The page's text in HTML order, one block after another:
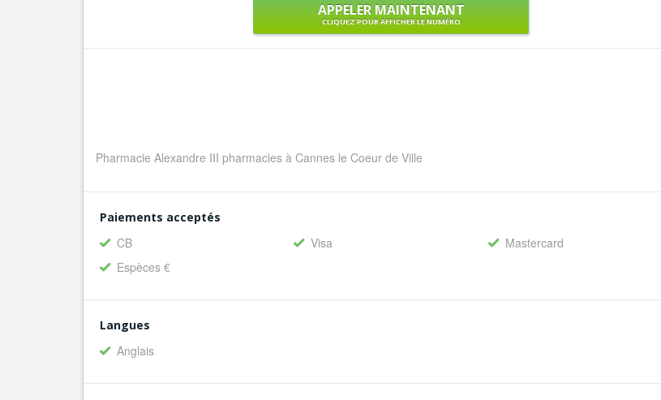
APPELER MAINTENANT
CLIQUEZ POUR AFFICHER LE NUMÉRO
Pharmacie Alexandre III pharmacies à Cannes le Coeur de Ville
Paiements acceptés
CB Visa
Mastercard
Espèces €
Langues
Anglais